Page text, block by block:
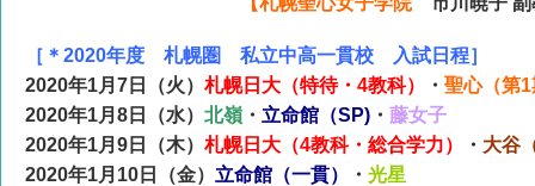
［＊2020年度 札幌圏 私立中高一貫校 入試日程］
2020年1月7日（火） 札幌日大（特待・4教科） ・ 聖心（第
2020年1月8日（水） 北嶺 ・ 立命館（SP) ・ 藤女子
2020年1月9日（木） 札幌日大（4教科・総合学力） ・ 大谷
2020年1月10日（金） 立命館（一貫） ・ 光星